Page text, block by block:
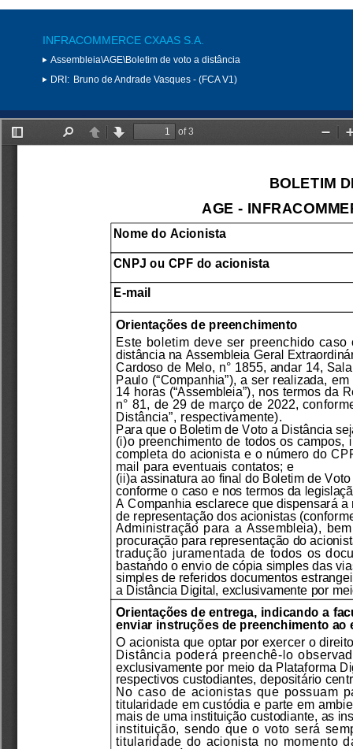
INFRACOMMERCE CXAAS S.A.
Assembleia\AGE\Boletim de voto a distância
DRI: Bruno de Andrade Vasques - (FCA V1)